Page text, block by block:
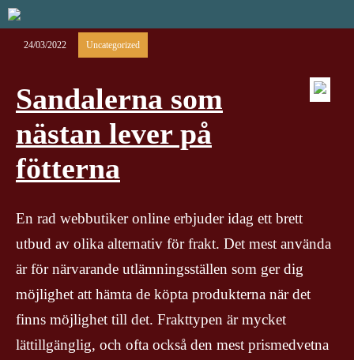
24/03/2022 Uncategorized
Sandalerna som
nästan lever på
fötterna
En rad webbutiker online erbjuder idag ett brett
utbud av olika alternativ för frakt. Det mest använda
är för närvarande utlämningsställen som ger dig
möjlighet att hämta de köpta produkterna när det
finns möjlighet till det. Frakttypen är mycket
lättillgänglig, och ofta också den mest prismedvetna